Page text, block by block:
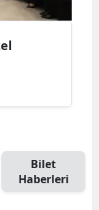
Bilet
Haberleri